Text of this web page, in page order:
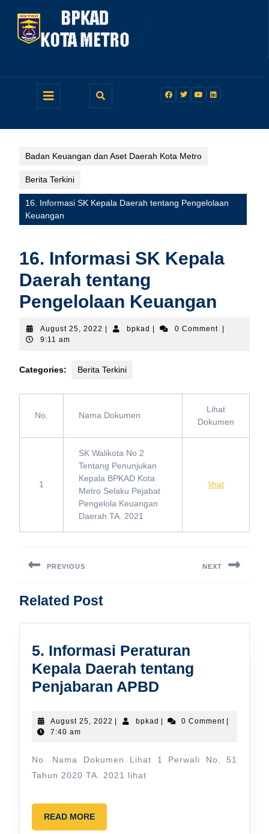
content
Open
Badan Keuangan dan Aset Daerah Kota Metro
Berita Terkini
16. Informasi SK Kepala Daerah tentang Pengelolaan
Keuangan
16. Informasi SK Kepala
Daerah tentang
Pengelolaan Keuangan
August 25, 2022 Augustbpkad bpkad 0 Comment
9:11 am
Categories: Berita Terkini
No. Nama Dokumen
Lihat
Dokumen
1
SK Walikota No 2
Tentang Penunjukan
Kepala BPKAD Kota
Metro Selaku Pejabat
Pengelola Keuangan
Daerah TA. 2021
lihat
navigation
PREVIOUS
post:
NEXT
Related Post
5. Informasi Peraturan
Kepala Daerah tentang
Penjabaran APBD
Peraturan
Daerah
August 25, 2022 August
| bpkad bpkad
| 0 Comment |
7:40 am
No. Nama Dokumen Lihat 1 Perwali No. 51
Tahun 2020 TA. 2021 lihat
READ MOREREAD
MORE